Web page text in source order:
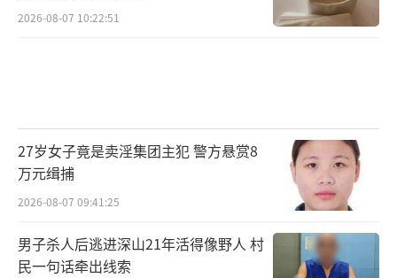
2026-08-07 10:22:51
27岁女子竟是卖淫集团主犯 警方悬赏8
万元缉捕
2026-08-07 09:41:25
男子杀人后逃进深山21年活得像野人 村
民一句话牵出线索